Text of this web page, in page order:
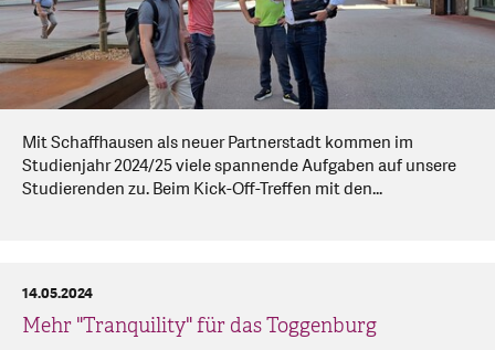
Mit Schaffhausen als neuer Partnerstadt kommen im
Studienjahr 2024/25 viele spannende Aufgaben auf unsere
Studierenden zu. Beim Kick-Off-Treffen mit den...
Mehr "Tranquility" für das Toggenburg
14.05.2024